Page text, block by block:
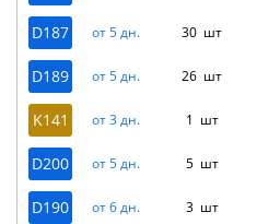
D187 от 5 дн. 30 шт
D189 от 5 дн. 26 шт
K141 от 3 дн. 1 шт
D200 от 5 дн. 5 шт
D190 от 6 дн. 3 шт